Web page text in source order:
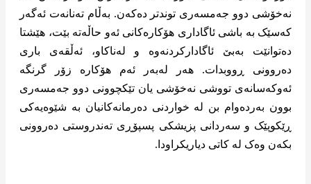
نەخۆشی دوو جەمسەری توندتر دەکەن. بەڵام تەنانەت ئەگەر
کەسێک بە باشی ئاگاداری هۆکارەکانی ئەو حاڵەتە بێت، هێشتا
دەتوانێت بەبێ ئاگادارکردنەوە و لەناکاو، ئەڵقەی باری
دەروونی ڕووبدات. هەر لەبەر ئەم هۆکارە زۆر گرنگە
ئەوکەسانەی تووشی نەخۆشی یان تێکچوونی دوو جەمسەری
بوون بەردەوام بن لە خواردنی دەرمانەکانیان بە شێوەیەکی
ڕێکوپێک و سەردانی پزیشکی پسپۆڕی تەندروستی دەروونی
بکەن وەک لە کاتی دیاریکراودا.